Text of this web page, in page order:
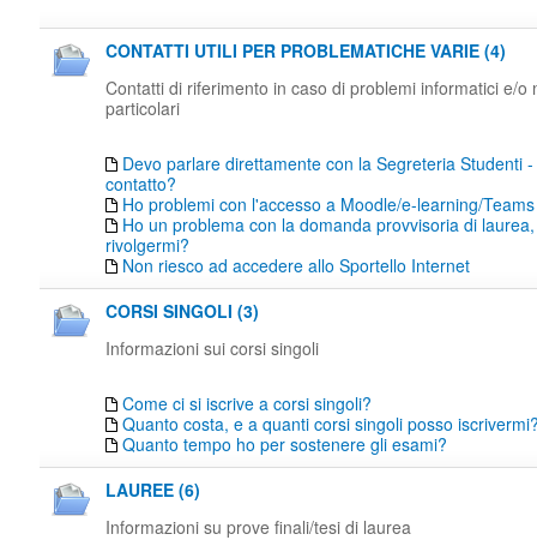
CONTATTI UTILI PER PROBLEMATICHE VARIE (4)
Contatti di riferimento in caso di problemi informatici e/o
particolari
Devo parlare direttamente con la Segreteria Studenti
contatto?
Ho problemi con l'accesso a Moodle/e-learning/Teams
Ho un problema con la domanda provvisoria di
rivolgermi?
Non riesco ad accedere allo Sportello Internet
CORSI SINGOLI (3)
Informazioni sui corsi singoli
Come ci si iscrive a corsi singoli?
Quanto costa, e a quanti corsi singoli posso
Quanto tempo ho per sostenere gli esami?
LAUREE (6)
Informazioni su prove finali/tesi di laurea